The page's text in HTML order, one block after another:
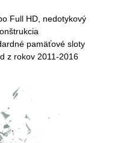
Full HD, nedotykový
pamäťové sloty
z rokov 2011-2016